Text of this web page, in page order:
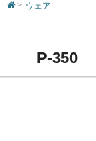
ウェア
P-350